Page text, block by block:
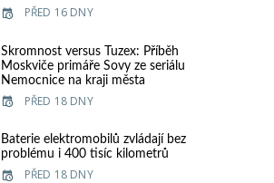
PŘED 16 DNY
Skromnost versus Tuzex: Příběh
Moskviče primáře Sovy ze seriálu
Nemocnice na kraji města
PŘED 18 DNY
Baterie elektromobilů zvládají bez
problému i 400 tisíc kilometrů
PŘED 18 DNY